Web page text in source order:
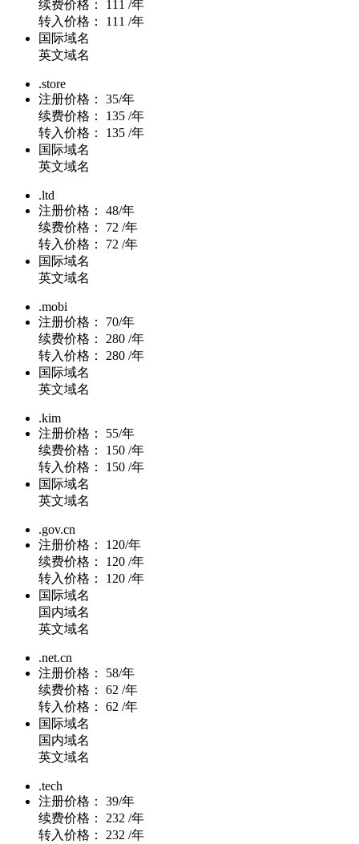
续费价格：
111 /年
转入价格：
111 /年
国际域名
英文域名
.store
注册价格：
35/年
续费价格：
135 /年
转入价格：
135 /年
国际域名
英文域名
.ltd
注册价格：
48/年
续费价格：
72 /年
转入价格：
72 /年
国际域名
英文域名
.mobi
注册价格：
70/年
续费价格：
280 /年
转入价格：
280 /年
国际域名
英文域名
.kim
注册价格：
55/年
续费价格：
150 /年
转入价格：
150 /年
国际域名
英文域名
.gov.cn
注册价格：
120/年
续费价格：
120 /年
转入价格：
120 /年
国际域名
国内域名
英文域名
.net.cn
注册价格：
58/年
续费价格：
62 /年
转入价格：
62 /年
国际域名
国内域名
英文域名
.tech
注册价格：
39/年
续费价格：
232 /年
转入价格：
232 /年